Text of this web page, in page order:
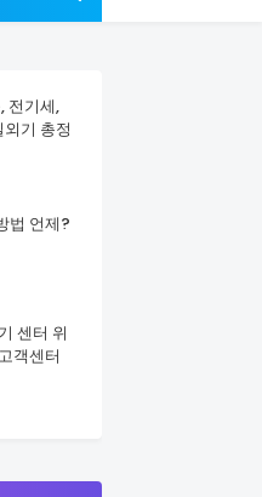
전기세,
기 총정
법 언제?
센터 위
객센터